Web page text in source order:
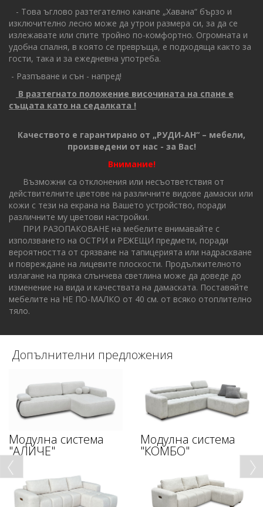
- Това ъглово разтегателно канапе „Хавана“ бързо и
изключително лесно може да утрои размера си, за да се
излежавате или спите тройно по-комфортно. Огромната и
удобна спалня, в която се превръща, е подходяща както за
гости, така и за ежедневна употреба.
- Разпъване и сън - напред!
В разтегнато положение височината на спане е
същата като на седалката !
Качеството е гарантирано от „РУДИ-АН“ – мебели,
произведени от нас - за Вас!
Внимание!
Възможни са отклонения или несъответствия от
действителните цветове на различните видове дамаски или
кожи с тези на екрана на Вашето устройство, поради
различните му цветови настройки.
ПРИ РАЗОПАКОВАНЕ на мебелите внимавайте с
използването на ОСТРИ и РЕЖЕЩИ предмети, поради
вероятността от срязване на тапицерията или надраскване
и повреждане на лицевите плоскости. Продължителното
излагане на пряка слънчева светлина може да доведе до
изменение на вида и качествата на дамаската. Поставяйте
мебелите на НЕ ПО-МАЛКО от 40 см. от всяко отоплително
тяло.
Допълнителни предложения
Модулна система
"АЛИЧЕ"
Модулна система
"КОМБО"